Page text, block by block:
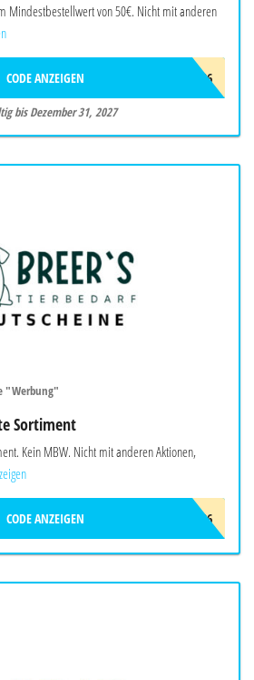
Mindestbestellwert von 50€. Nicht mit anderen
START2026
CODE ANZEIGEN
bis Dezember 31, 2027
"Werbung"
Sortiment
Kein MBW. Nicht mit anderen Aktionen,
HALLOBREER2026
CODE ANZEIGEN